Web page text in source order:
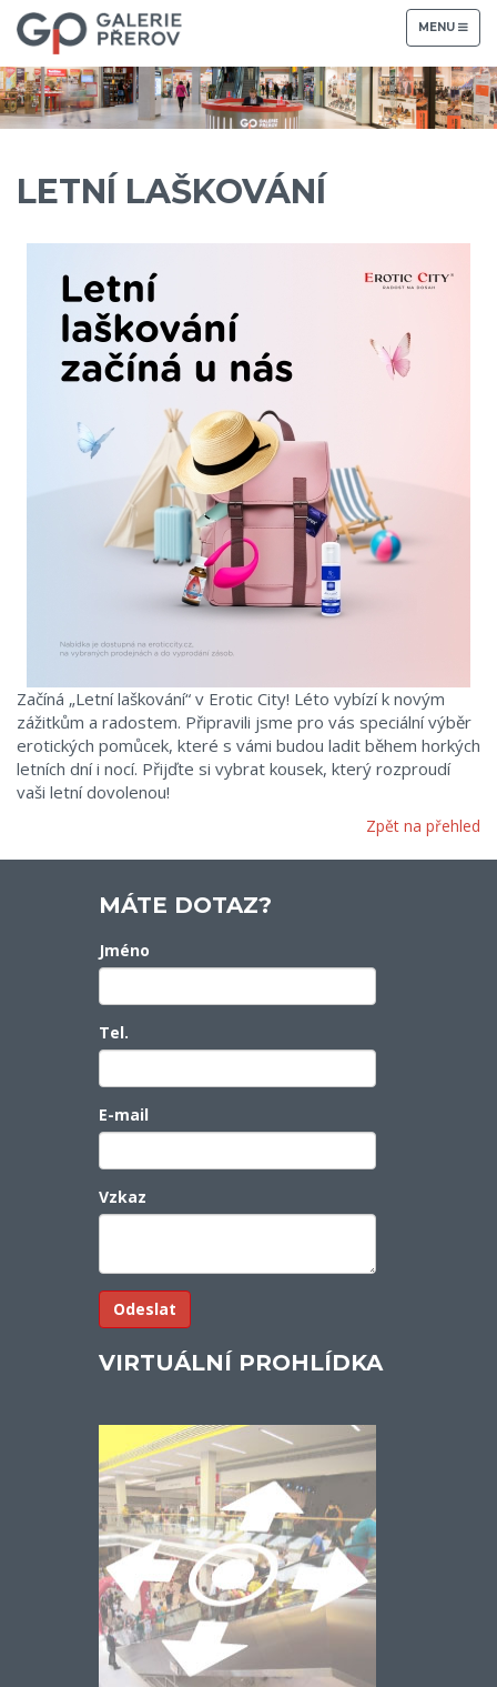
TOGGLE
NAVIGATION
MENU
LETNÍ LAŠKOVÁNÍ
Začíná „Letní laškování“ v Erotic City! Léto vybízí k novým
zážitkům a radostem. Připravili jsme pro vás speciální výběr
erotických pomůcek, které s vámi budou ladit během horkých
letních dní i nocí. Přijďte si vybrat kousek, který rozproudí
vaši letní dovolenou!
Zpět na přehled
MÁTE DOTAZ?
Jméno
Tel.
E-mail
Vzkaz
VIRTUÁLNÍ PROHLÍDKA